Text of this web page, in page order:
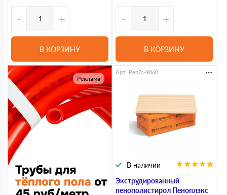
- +
В КОРЗИНУ
- +
В КОРЗИНУ
Реклама
Экструдированный
пенополистирол Пеноплэкс
В наличии
Арт. PenFa-9060